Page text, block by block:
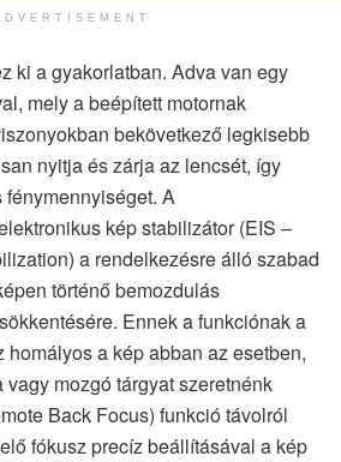
ki a gyakorlatban. Adva van egy
mely a beépített motornak
bekövetkező legkisebb
nyitja és zárja az lencsét, így
A
kép stabilizátor (EIS –
a rendelkezésre álló szabad
történő bemozdulás
Ennek a funkciónak a
a kép abban az esetben,
mozgó tárgyat szeretnénk
Back Focus) funkció távolról
fókusz precíz beállításával a kép